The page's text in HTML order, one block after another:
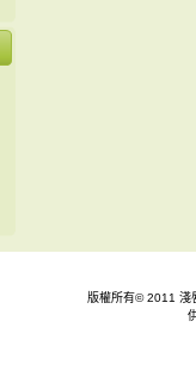
版權所有© 2011 淺